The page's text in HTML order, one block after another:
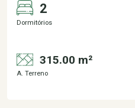
2
Dormitórios
315.00 m²
A. Terreno